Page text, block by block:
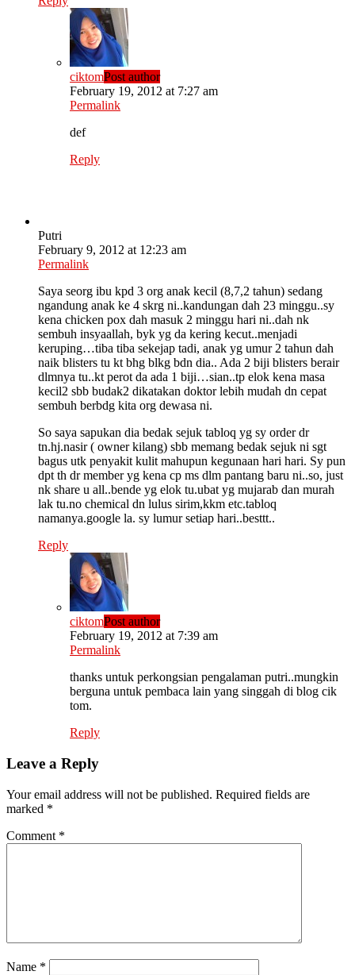
ciktomPost author
February 19, 2012 at 7:27 am
Permalink
def
Reply
Putri
February 9, 2012 at 12:23 am
Permalink
Saya seorg ibu kpd 3 org anak kecil (8,7,2 tahun) sedang
ngandung anak ke 4 skrg ni..kandungan dah 23 minggu..sy
kena chicken pox dah masuk 2 minggu hari ni..dah nk
sembuh insyaallah, byk yg da kering kecut..menjadi
keruping…tiba tiba sekejap tadi, anak yg umur 2 tahun dah
naik blisters tu kt bhg blkg bdn dia.. Ada 2 biji blisters berair
dlmnya tu..kt perot da ada 1 biji…sian..tp elok kena masa
kecil2 sbb budak2 dikatakan doktor lebih mudah dn cepat
sembuh berbdg kita org dewasa ni.
So saya sapukan dia bedak sejuk tabloq yg sy order dr
tn.hj.nasir ( owner kilang) sbb memang bedak sejuk ni sgt
bagus utk penyakit kulit mahupun kegunaan hari hari. Sy pun
dpt th dr member yg kena cp ms dlm pantang baru ni..so, just
nk share u all..bende yg elok tu.ubat yg mujarab dan murah
lak tu.no chemical dn lulus sirim,kkm etc.tabloq
namanya.google la. sy lumur setiap hari..besttt..
Reply
ciktomPost author
February 19, 2012 at 7:39 am
Permalink
thanks untuk perkongsian pengalaman putri..mungkin
berguna untuk pembaca lain yang singgah di blog cik
tom.
Reply
Leave a Reply
Your email address will not be published. Required fields are
marked *
Comment *
Name *